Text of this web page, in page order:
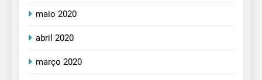
maio 2020
abril 2020
março 2020